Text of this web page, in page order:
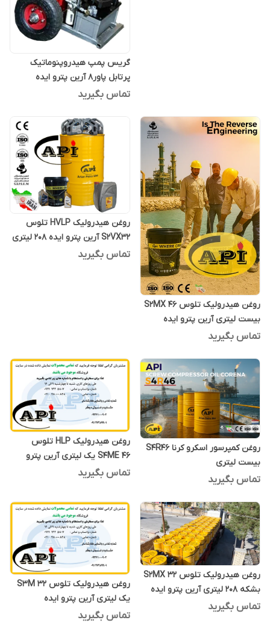
گریس پمپ هیدروپنوماتیک
پرتابل پاور8 آرین پترو ایده
تماس بگیرید
روغن هیدرولیک تلوس S2MX 46
بیست لیتری آرین پترو ایده
تماس بگیرید
روغن هیدرولیک HVLP تلوس
S2VX32 آرین پترو ایده 208 لیتری
تماس بگیرید
روغن کمپرسور اسکرو کرنا S4R46
بیست لیتری
تماس بگیرید
روغن هیدرولیک HLP تلوس
S4ME 46 یک لیتری آرین پترو
ایده
تماس بگیرید
روغن هیدرولیک تلوس S2MX 32
بشکه 208 لیتری آرین پترو ایده
تماس بگیرید
روغن هیدرولیک تلوس S3M 32
یک لیتری آرین پترو ایده
تماس بگیرید